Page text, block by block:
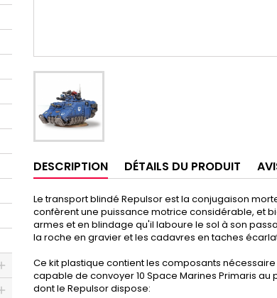
DESCRIPTION DÉTAILS DU PRODUIT
Le transport blindé Repulsor est la conjugaison
confèrent une puissance motrice considérable, et
armes et en blindage qu'il laboure le sol à son
la roche en gravier et les cadavres en taches
Ce kit plastique contient les composants
capable de convoyer 10 Space Marines Primaris
dont le Repulsor dispose: